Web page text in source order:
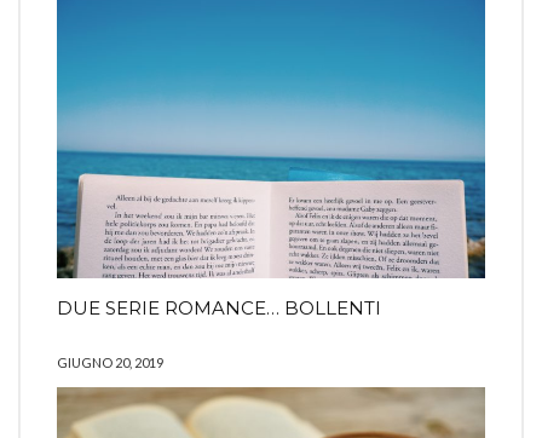
DUE SERIE ROMANCE… BOLLENTI
GIUGNO 20, 2019